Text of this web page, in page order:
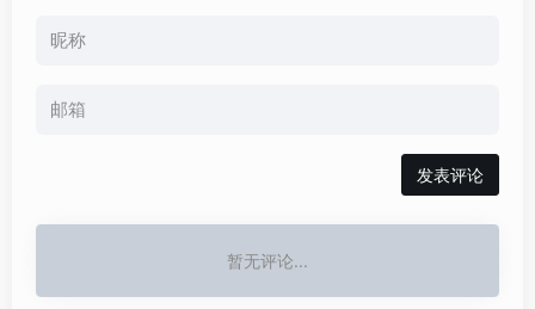
发表评论
暂无评论...